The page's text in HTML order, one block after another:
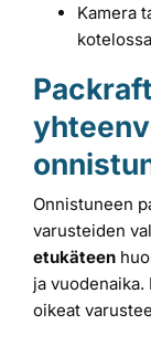
Kamera
Onnistuneen
varusteiden
etukäteen
ja
oikeat